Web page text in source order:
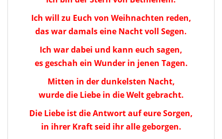
Ich will zu Euch von Weihnachten reden,
das war damals eine Nacht voll Segen.
Ich war dabei und kann euch sagen,
es geschah ein Wunder in jenen Tagen.
Mitten in der dunkelsten Nacht,
wurde die Liebe in die Welt gebracht.
Die Liebe ist die Antwort auf eure Sorgen,
in ihrer Kraft seid ihr alle geborgen.